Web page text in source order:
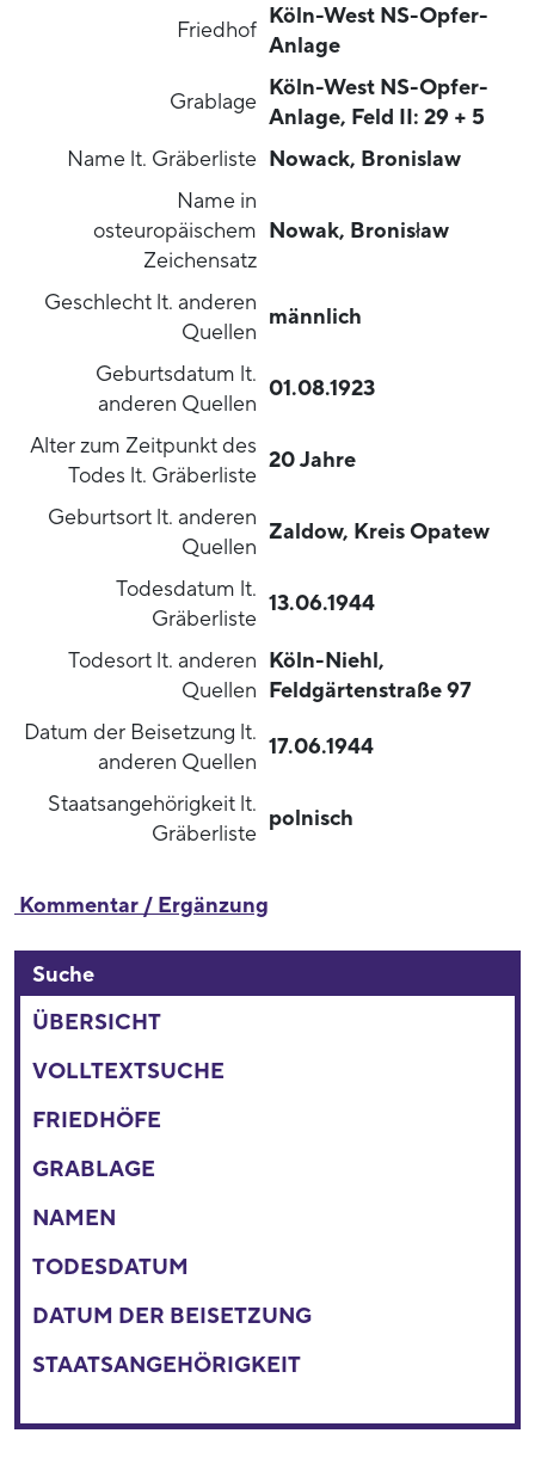
Friedhof
Köln-West NS-Opfer-
Anlage
Grablage
Köln-West NS-Opfer-
Anlage, Feld II: 29 + 5
Name lt. Gräberliste Nowack, Bronislaw
Name in
osteuropäischem
Zeichensatz
Nowak, Bronisław
Geschlecht lt. anderen
Quellen
männlich
Geburtsdatum lt.
anderen Quellen
01.08.1923
Alter zum Zeitpunkt des
Todes lt. Gräberliste
20 Jahre
Geburtsort lt. anderen
Quellen
Zaldow, Kreis Opatew
Todesdatum lt.
Gräberliste
13.06.1944
Todesort lt. anderen
Quellen
Köln-Niehl,
Feldgärtenstraße 97
Datum der Beisetzung lt.
anderen Quellen
17.06.1944
Staatsangehörigkeit lt.
Gräberliste
polnisch
Kommentar / Ergänzung
Suche
ÜBERSICHT
VOLLTEXTSUCHE
FRIEDHÖFE
GRABLAGE
NAMEN
TODESDATUM
DATUM DER BEISETZUNG
STAATSANGEHÖRIGKEIT